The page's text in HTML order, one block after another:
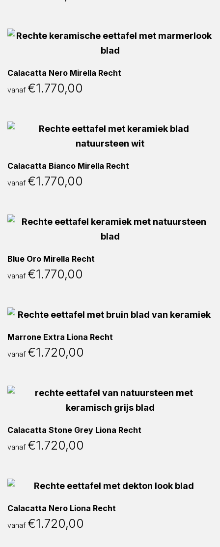
Calacatta Nero Mirella Recht
vanaf €1.770,00
Calacatta Bianco Mirella Recht
vanaf €1.770,00
Blue Oro Mirella Recht
vanaf €1.770,00
Marrone Extra Liona Recht
vanaf €1.720,00
Calacatta Stone Grey Liona Recht
vanaf €1.720,00
Calacatta Nero Liona Recht
vanaf €1.720,00